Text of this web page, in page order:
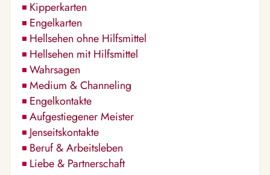
Kipperkarten
Engelkarten
Hellsehen ohne Hilfsmittel
Hellsehen mit Hilfsmittel
Wahrsagen
Medium & Channeling
Engelkontakte
Aufgestiegener Meister
Jenseitskontakte
Beruf & Arbeitsleben
Liebe & Partnerschaft